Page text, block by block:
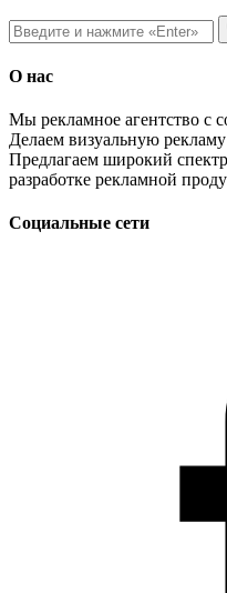
О нас
Мы рекламное агентство с
Делаем визуальную
Предлагаем широкий
разработке рекламной
Социальные сети